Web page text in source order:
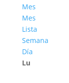
Mes
Mes
Lista
Semana
Día
Lu